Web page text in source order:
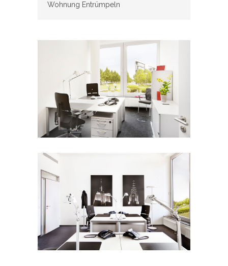
Wohnung Entrümpeln